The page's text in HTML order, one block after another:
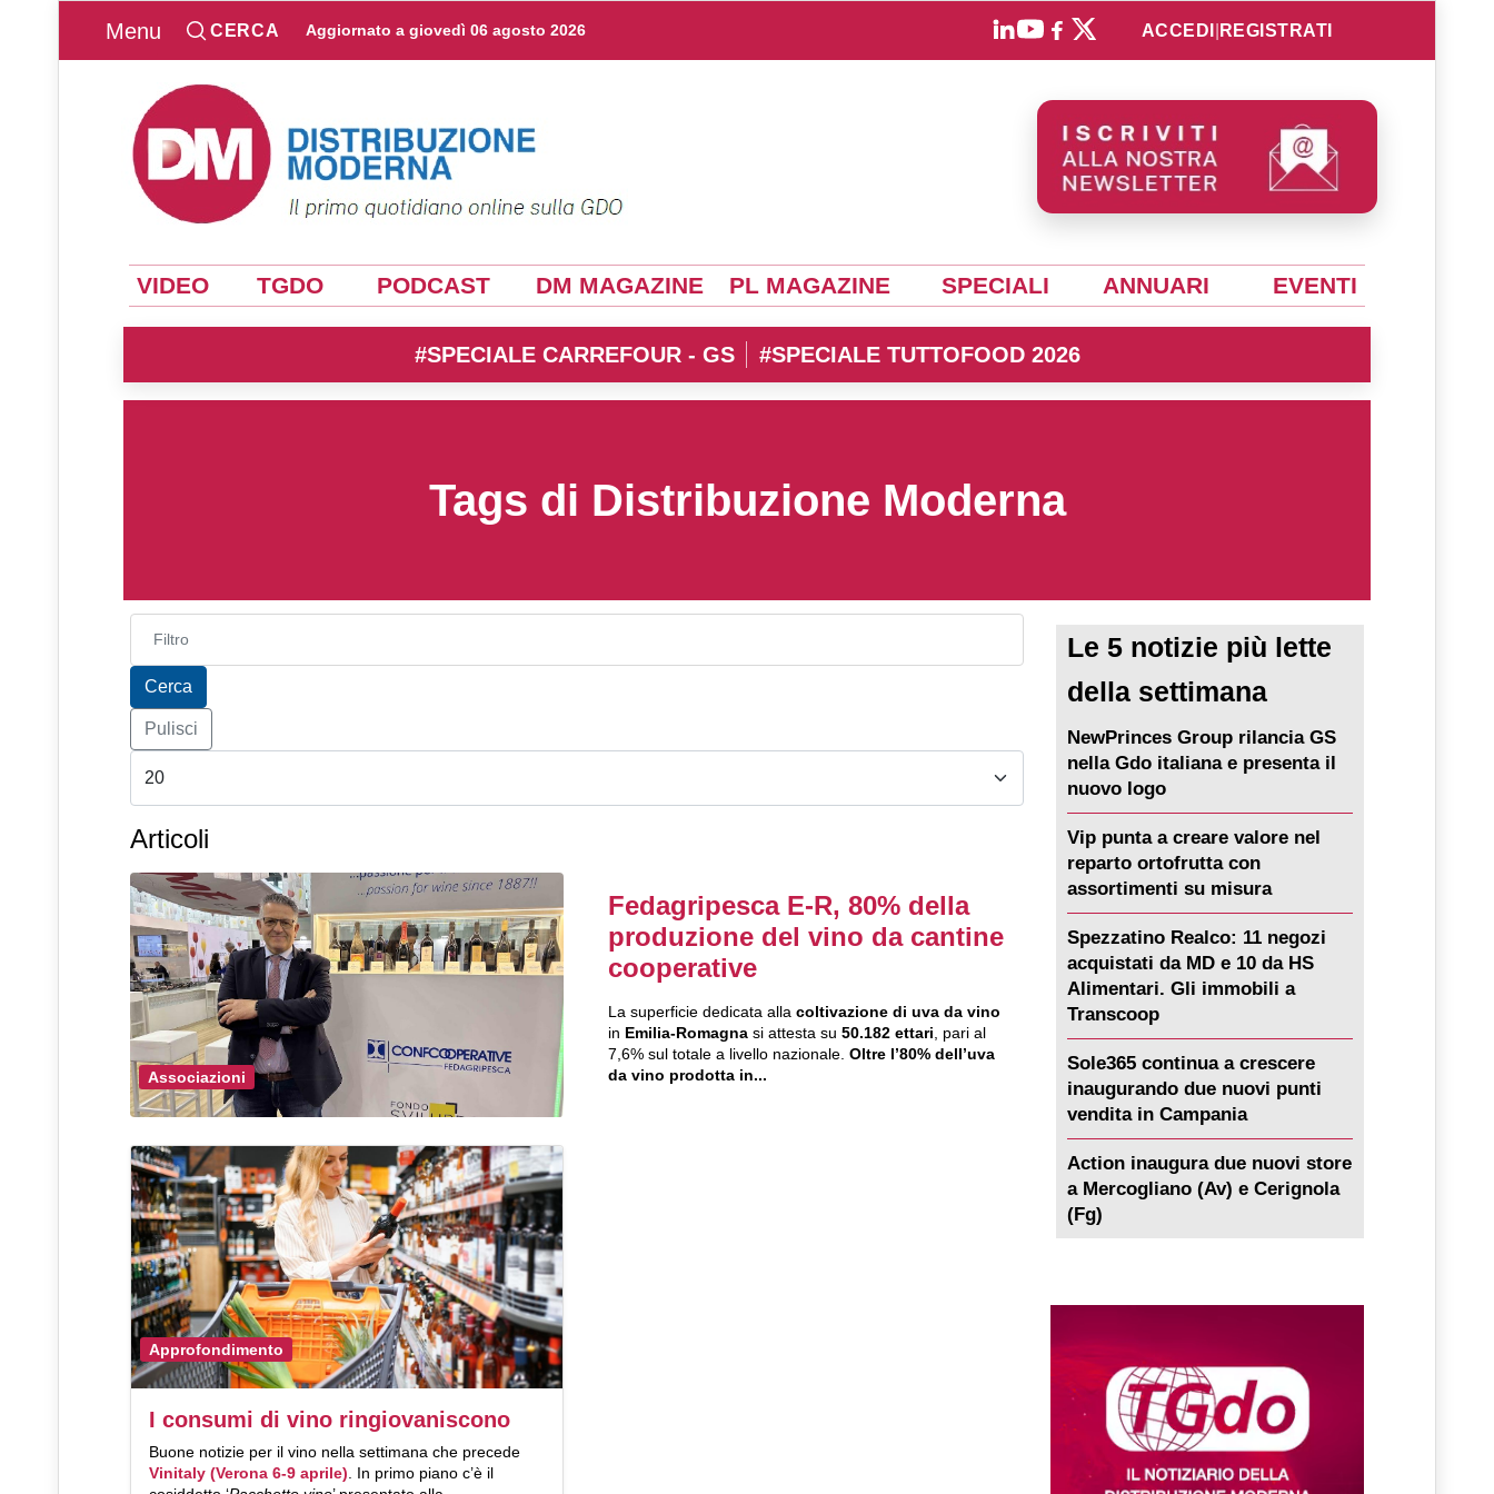
Menu CERCA Aggiornato a giovedì 06 agosto 2026 ACCEDI REGISTRATI
VIDEO TGDO PODCAST DM MAGAZINE PL MAGAZINE SPECIALI ANNUARI EVENTI
#SPECIALE CARREFOUR - GS #SPECIALE TUTTOFOOD 2026
Tags di Distribuzione Moderna
Inserisci parte del titolo
Cerca
Pulisci
Articoli
Associazioni
Fedagripesca E-R, 80% della
produzione del vino da cantine
cooperative
La superficie dedicata alla coltivazione di uva da vino
in Emilia-Romagnasi attesta su 50.182 ettari, pari al
7,6% sul totale a livello nazionale. Oltre l’80% dell’uva
da vino prodotta in...
Approfondimento
I consumi di vino ringiovaniscono
Buone notizie per il vino nella settimana che precede
Vinitaly (Verona 6-9 aprile). In primo piano c’è il
Le 5 notizie più lette
della settimana
NewPrinces Group rilancia GS
nella Gdo italiana e presenta il
nuovo logo
Vip punta a creare valore nel
reparto ortofrutta con
assortimenti su misura
Spezzatino Realco: 11 negozi
acquistati da MD e 10 da HS
Alimentari. Gli immobili a
Transcoop
Sole365 continua a crescere
inaugurando due nuovi punti
vendita in Campania
Action inaugura due nuovi store
a Mercogliano (Av) e Cerignola
(Fg)